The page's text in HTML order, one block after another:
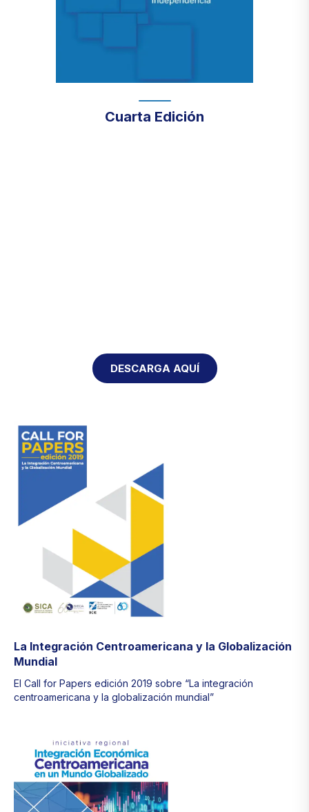
Cuarta Edición
DESCARGA AQUÍ
3RA. EDICIÓN
La Integración Centroamericana y la Globalización
Mundial
El Call for Papers edición 2019 sobre “La integración
centroamericana y la globalización mundial”